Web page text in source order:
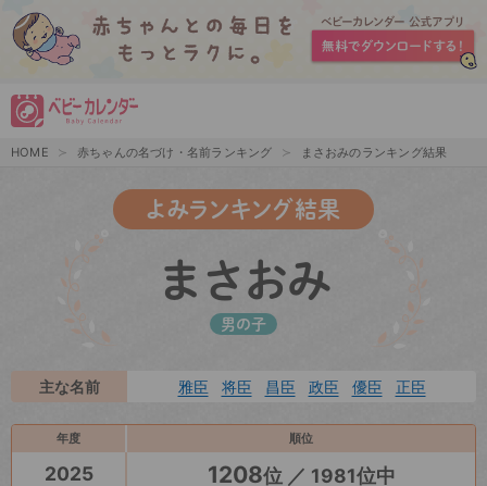
HOME 赤ちゃんの名づけ・名前ランキング まさおみのランキング結果
よみランキング結果
まさおみ
男の子
主な名前 雅臣 将臣 昌臣 政臣 優臣 正臣
年度 順位
2025 1208位 ／ 1981位中